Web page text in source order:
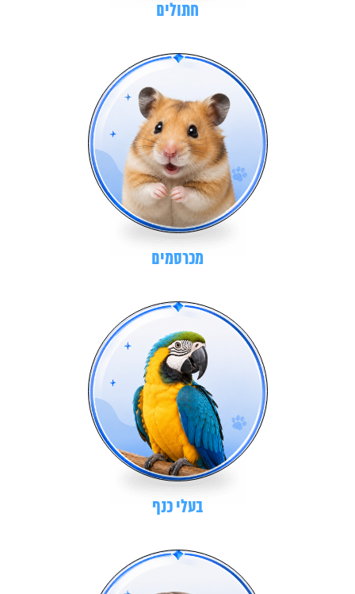
חתולים
מכרסמים
בעלי כנף